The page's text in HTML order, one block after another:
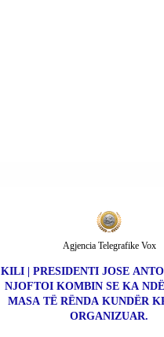
KILI | PRESIDENTI JOSE
NJOFTOI KOMBIN SE KA
MASA TË RËNDA KUNDËR
ORGANIZUAR.
Agjencia Telegrafike Vox